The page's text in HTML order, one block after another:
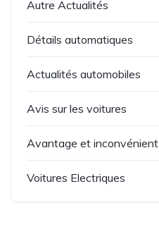
Autre Actualités
Détails automatiques
Actualités automobiles
Avis sur les voitures
Avantage et inconvénient
Voitures Electriques